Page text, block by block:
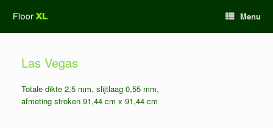
naar
Menu
Las Vegas
Totale dikte 2,5 mm, slijtlaag 0,55 mm,
afmeting stroken 91,44 cm x 91,44 cm